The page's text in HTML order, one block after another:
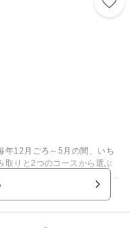
は公式サイトでご確認くだ
年12月ごろ～5月の間、いち
取りと2つのコースから選ぶ
年12月上旬頃～5月末頃